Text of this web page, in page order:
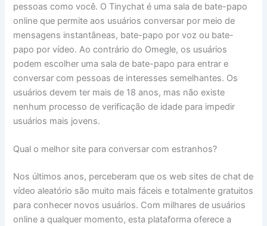
pessoas como você. O Tinychat é uma sala de bate-papo
online que permite aos usuários conversar por meio de
mensagens instantâneas, bate-papo por voz ou bate-
papo por vídeo. Ao contrário do Omegle, os usuários
podem escolher uma sala de bate-papo para entrar e
conversar com pessoas de interesses semelhantes. Os
usuários devem ter mais de 18 anos, mas não existe
nenhum processo de verificação de idade para impedir
usuários mais jovens.
Qual o melhor site para conversar com estranhos?
Nos últimos anos, perceberam que os web sites de chat de
vídeo aleatório são muito mais fáceis e totalmente gratuitos
para conhecer novos usuários. Com milhares de usuários
online a qualquer momento, esta plataforma oferece a